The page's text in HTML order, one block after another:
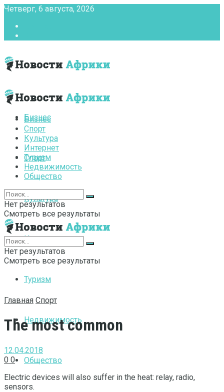
Четверг, 6 августа, 2026
Бизнес
Спорт
Культура
Интернет
Туризм
Недвижимость
Общество
Бизнес
Спорт
Культура
Интернет
Туризм
Недвижимость
Общество
Нет результатов
Смотреть все результаты
Нет результатов
Смотреть все результаты
Главная Спорт
The most common
12.04.2018
0 0
Electric devices will also suffer in the heat: relay, radio,
sensors.